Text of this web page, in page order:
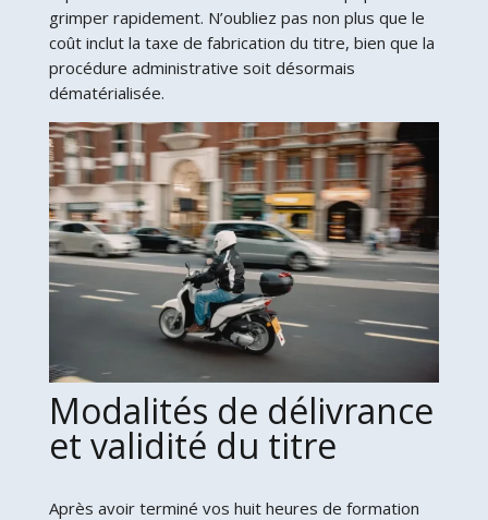
grimper rapidement. N’oubliez pas non plus que le
coût inclut la taxe de fabrication du titre, bien que la
procédure administrative soit désormais
dématérialisée.
Modalités de délivrance
et validité du titre
Après avoir terminé vos huit heures de formation